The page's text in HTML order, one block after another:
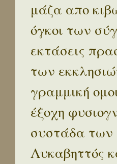
μάζα απο
όγκοι των
εκτάσεις
των
γραμμική
έξοχη
συστάδα των
Λυκαβηττός